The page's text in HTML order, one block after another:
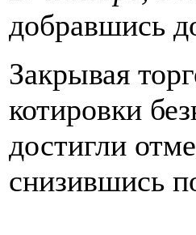
добравшись
Закрывая
котировки
достигли
снизившись